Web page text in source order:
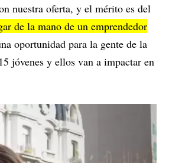
nuestra oferta, y el mérito es del
de la mano de un emprendedor
oportunidad para la gente de la
jóvenes y ellos van a impactar en